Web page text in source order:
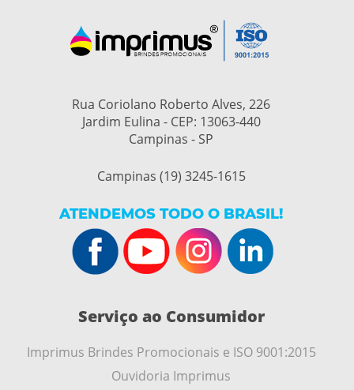
Rua Coriolano Roberto Alves, 226
Jardim Eulina - CEP: 13063-440
Campinas - SP
Campinas (19) 3245-1615
ATENDEMOS TODO O BRASIL!
Serviço ao Consumidor
Imprimus Brindes Promocionais e ISO 9001:2015
Ouvidoria Imprimus